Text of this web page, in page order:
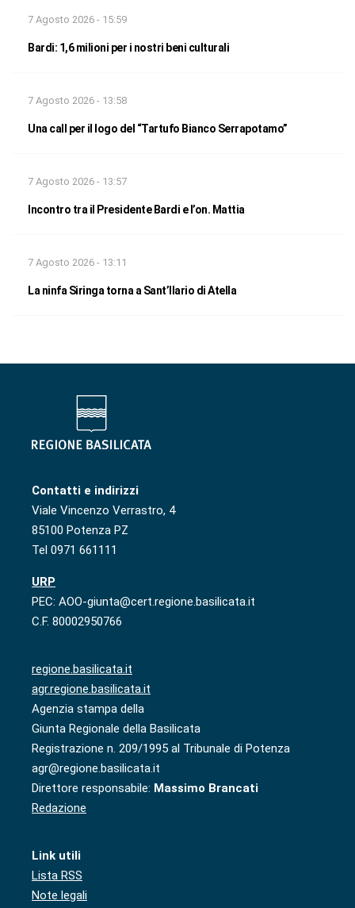
7 Agosto 2026 - 15:59
Bardi: 1,6 milioni per i nostri beni culturali
7 Agosto 2026 - 13:58
Una call per il logo del “Tartufo Bianco Serrapotamo”
7 Agosto 2026 - 13:57
Incontro tra il Presidente Bardi e l’on. Mattia
7 Agosto 2026 - 13:11
La ninfa Siringa torna a Sant’Ilario di Atella
Contatti e indirizzi
Viale Vincenzo Verrastro, 4
85100 Potenza PZ
Tel 0971 661111
URP
PEC: AOO-giunta@cert.regione.basilicata.it
C.F. 80002950766
regione.basilicata.it
agr.regione.basilicata.it
Agenzia stampa della
Giunta Regionale della Basilicata
Registrazione n. 209/1995 al Tribunale di Potenza
agr@regione.basilicata.it
Direttore responsabile: Massimo Brancati
Redazione
Link utili
Lista RSS
Note legali